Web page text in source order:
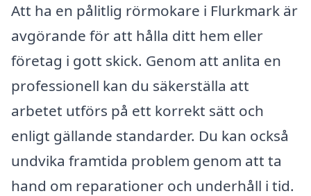
Att ha en pålitlig rörmokare i Flurkmark är
avgörande för att hålla ditt hem eller
företag i gott skick. Genom att anlita en
professionell kan du säkerställa att
arbetet utförs på ett korrekt sätt och
enligt gällande standarder. Du kan också
undvika framtida problem genom att ta
hand om reparationer och underhåll i tid.